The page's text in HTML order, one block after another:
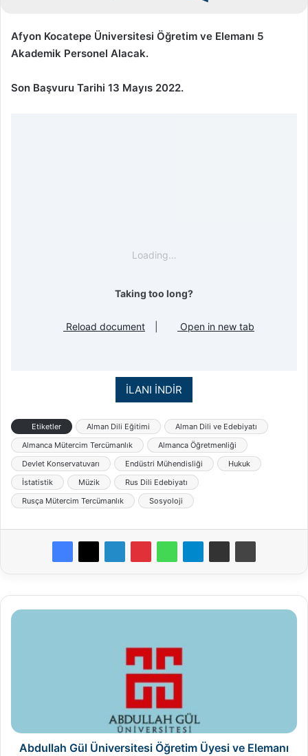
Afyon Kocatepe Üniversitesi Öğretim ve Elemanı 5
Akademik Personel Alacak.
Son Başvuru Tarihi 13 Mayıs 2022.
Loading…
Taking too long?
Reload document Open in new tab
İLANI İNDİR
Etiketler Alman Dili Eğitimi
Alman Dili ve Edebiyatı
Almanca Mütercim Tercümanlık
Almanca Öğretmenliği
Devlet Konservatuvarı
Endüstri Mühendisliği
Hukuk
İstatistik
Müzik
Rus Dili Edebiyatı
Rusça Mütercim Tercümanlık
Sosyoloji
Abdullah
İlanı
Abdullah Gül Üniversitesi Öğretim Üyesi ve Elemanı